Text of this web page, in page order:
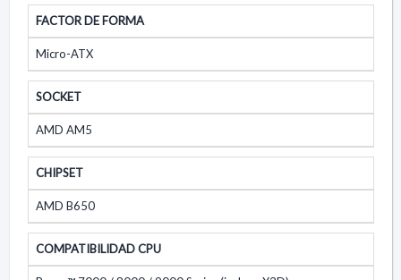
FACTOR DE FORMA
Micro-ATX
SOCKET
AMD AM5
CHIPSET
AMD B650
COMPATIBILIDAD CPU